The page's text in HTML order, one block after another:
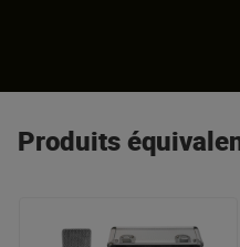
Produits